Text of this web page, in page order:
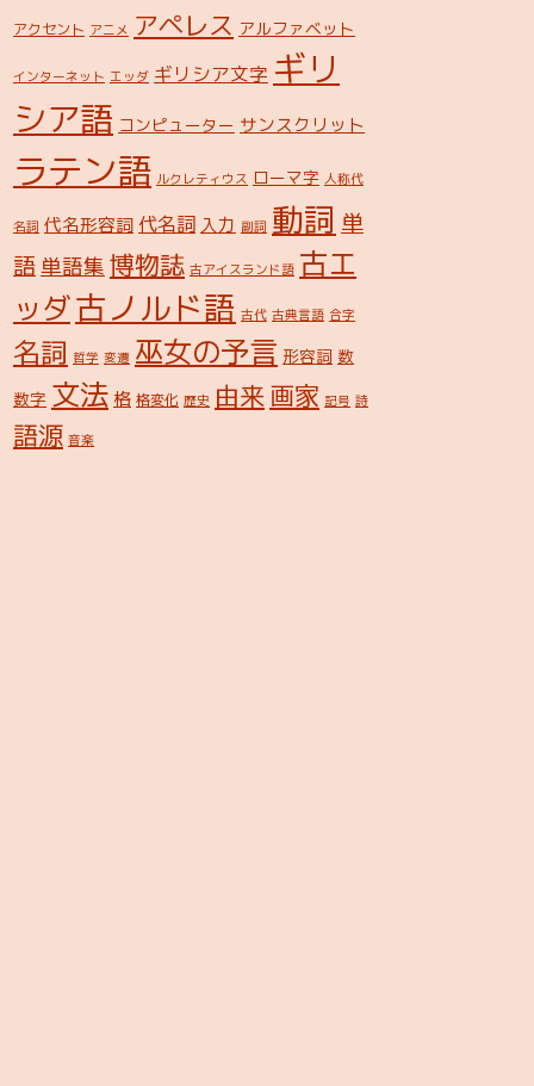
アクセント アニメ アペレス アルファベット
インターネット エッダ ギリシア文字 ギリ
シア語 コンピューター サンスクリット
ラテン語 ルクレティウス ローマ字 人称代
名詞 代名形容詞 代名詞 入力 副詞 動詞 単
語単語集 博物誌 古アイスランド語 古エ
ッダ古ノルド語 古代 古典言語 合字
名詞 哲学 変遷 巫女の予言 形容詞 数
数字 文法 格 格変化 歴史 由来画家 記号 詩
語源 音楽